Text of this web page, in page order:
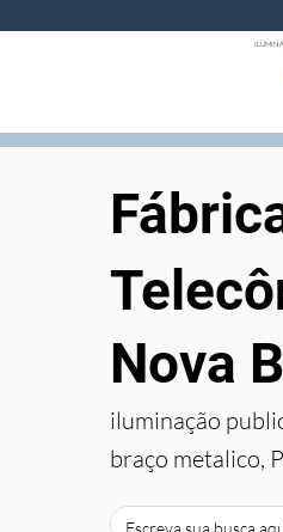
Nova
iluminação
braço metalico,